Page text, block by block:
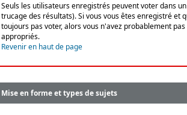
Seuls les utilisateurs enregistrés peuvent voter dans
trucage des résultats). Si vous vous êtes enregistré et
toujours pas voter, alors vous n'avez probablement
appropriés.
Revenir en haut de page
Mise en forme et types de sujets